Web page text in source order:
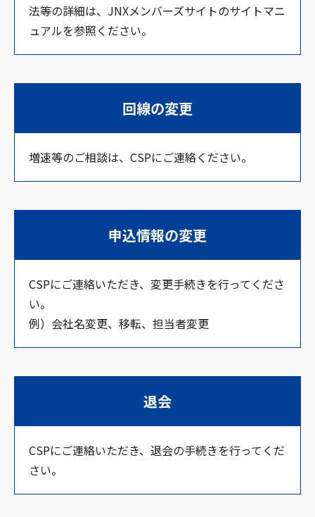
法等の詳細は、JNXメンバーズサイトのサイトマニ
ュアルを参照ください。
回線の変更
増速等のご相談は、CSPにご連絡ください。
申込情報の変更
CSPにご連絡いただき、変更手続きを行ってくださ
い。
例）会社名変更、移転、担当者変更
退会
CSPにご連絡いただき、退会の手続きを行ってくだ
さい。